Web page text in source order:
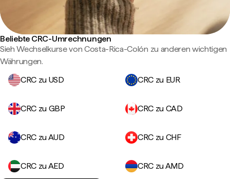
Beliebte CRC-Umrechnungen
Sieh Wechselkurse von Costa-Rica-Colón zu anderen wichtigen
Währungen.
CRC zu USD
CRC zu EUR
CRC zu GBP CRC zu CAD
CRC zu AUD CRC zu CHF
CRC zu AED
CRC zu AMD